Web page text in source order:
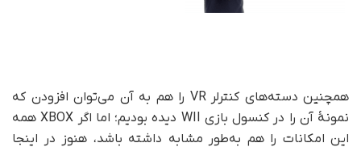
همچنین دسته‌های کنترلر VR را هم به آن می‌توان افزودن که
نمونهٔ آن را در کنسول بازی WII دیده بودیم؛ اما اگر XBOX همه
این امکانات را هم به‌طور مشابه داشته باشد، هنوز در اینجا